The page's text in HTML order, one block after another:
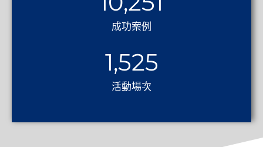
成功案例
活動場次
1,525